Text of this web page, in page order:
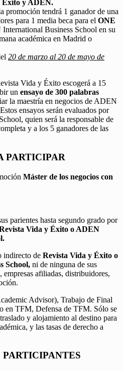
Éxito y ADEN.
promoción tendrá 1 ganador de una
para 1 media beca para el ONE
Business School en su
académica en Madrid o
20 de marzo al 20 de mayo de
Vida y Éxito escogerá a 15
un ensayo de 300 palabras
la maestría en negocios de ADEN
ensayos serán evaluados por
quien será la responsable de
y a los 5 ganadores de las
PARTICIPAR
Máster de los negocios con
parientes hasta segundo grado por
Vida y Éxito o ADEN
indirecto de Revista Vida y Éxito o
School, ni de ninguna de sus
empresas afiliadas, distribuidores,
Advisor), Trabajo de Final
en TFM, Defensa de TFM. Sólo se
y alojamiento al destino para
y las tasas de derecho a